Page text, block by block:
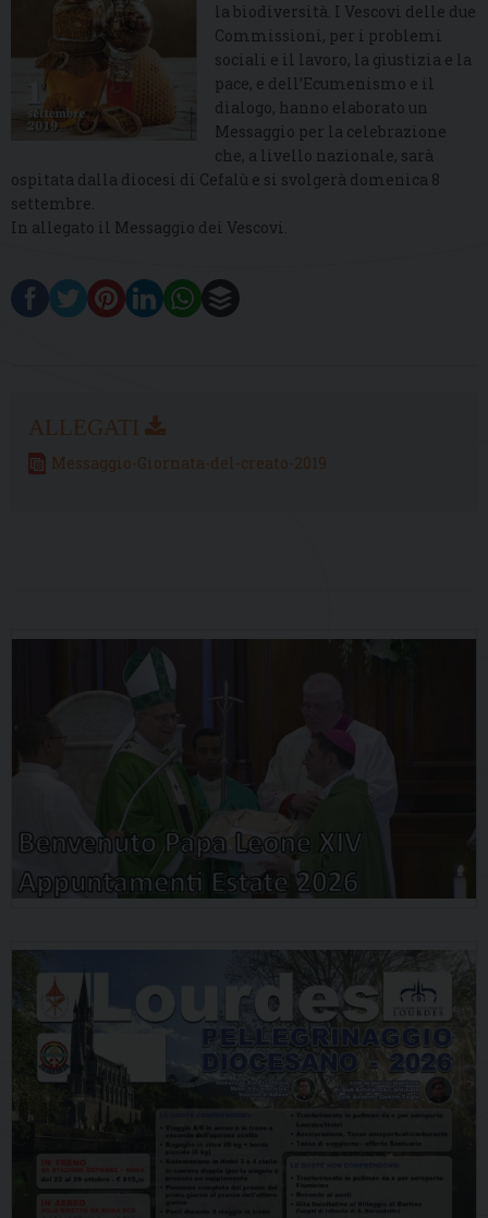
la biodiversità. I Vescovi delle due
Commissioni, per i problemi
sociali e il lavoro, la giustizia e la
pace, e dell’Ecumenismo e il
dialogo, hanno elaborato un
Messaggio per la celebrazione
che, a livello nazionale, sarà
ospitata dalla diocesi di Cefalù e si svolgerà domenica 8
settembre.
In allegato il Messaggio dei Vescovi.
Messaggio-Giornata-del-creato-2019